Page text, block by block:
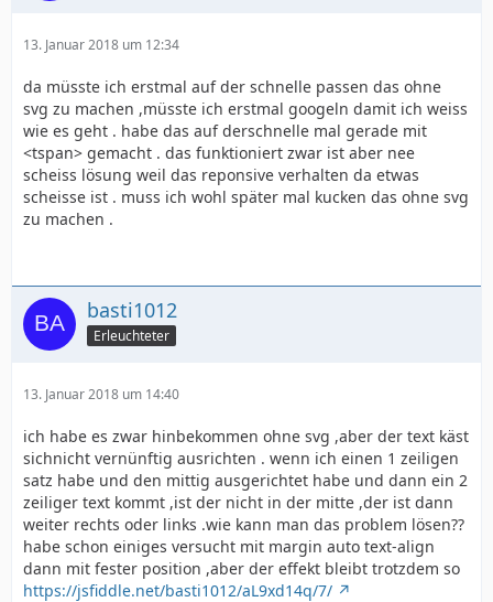
13. Januar 2018 um 12:34
da müsste ich erstmal auf der schnelle passen das ohne
svg zu machen ,müsste ich erstmal googeln damit ich weiss
wie es geht . habe das auf derschnelle mal gerade mit
<tspan> gemacht . das funktioniert zwar ist aber nee
scheiss lösung weil das reponsive verhalten da etwas
scheisse ist . muss ich wohl später mal kucken das ohne svg
zu machen .
basti1012
Erleuchteter
13. Januar 2018 um 14:40
ich habe es zwar hinbekommen ohne svg ,aber der text käst
sichnicht vernünftig ausrichten . wenn ich einen 1 zeiligen
satz habe und den mittig ausgerichtet habe und dann ein 2
zeiliger text kommt ,ist der nicht in der mitte ,der ist dann
weiter rechts oder links .wie kann man das problem lösen??
habe schon einiges versucht mit margin auto text-align
dann mit fester position ,aber der effekt bleibt trotzdem so
https://jsfiddle.net/basti1012/aL9xd14q/7/